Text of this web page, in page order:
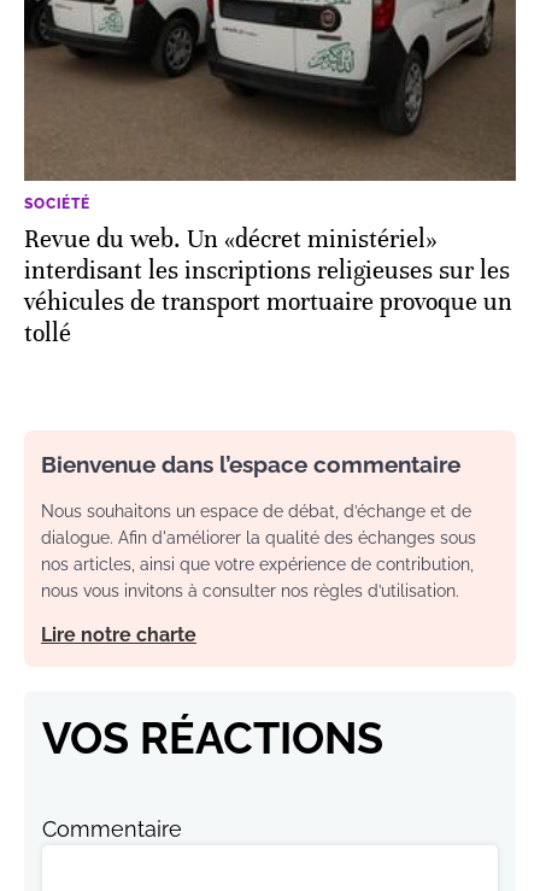
SOCIÉTÉ
Revue du web. Un «décret ministériel»
interdisant les inscriptions religieuses sur les
véhicules de transport mortuaire provoque un
tollé
Bienvenue dans l’espace commentaire
Nous souhaitons un espace de débat, d’échange et de
dialogue. Afin d'améliorer la qualité des échanges sous
nos articles, ainsi que votre expérience de contribution,
nous vous invitons à consulter nos règles d’utilisation.
Lire notre charte
VOS RÉACTIONS
Commentaire